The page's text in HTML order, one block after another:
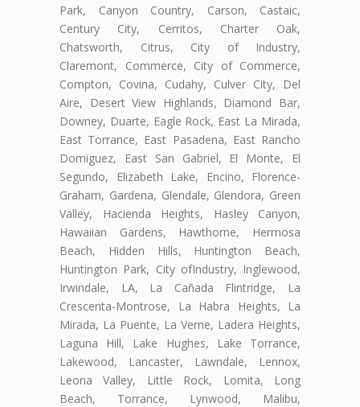
Park, Canyon Country, Carson, Castaic,
Century City, Cerritos, Charter Oak,
Chatsworth, Citrus, City of Industry,
Claremont, Commerce, City of Commerce,
Compton, Covina, Cudahy, Culver City, Del
Aire, Desert View Highlands, Diamond Bar,
Downey, Duarte, Eagle Rock, East La Mirada,
East Torrance, East Pasadena, East Rancho
Domiguez, East San Gabriel, El Monte, El
Segundo, Elizabeth Lake, Encino, Florence-
Graham, Gardena, Glendale, Glendora, Green
Valley, Hacienda Heights, Hasley Canyon,
Hawaiian Gardens, Hawthorne, Hermosa
Beach, Hidden Hills, Huntington Beach,
Huntington Park, City ofIndustry, Inglewood,
Irwindale, LA, La Cañada Flintridge, La
Crescenta-Montrose, La Habra Heights, La
Mirada, La Puente, La Verne, Ladera Heights,
Laguna Hill, Lake Hughes, Lake Torrance,
Lakewood, Lancaster, Lawndale, Lennox,
Leona Valley, Little Rock, Lomita, Long
Beach, Torrance, Lynwood, Malibu,